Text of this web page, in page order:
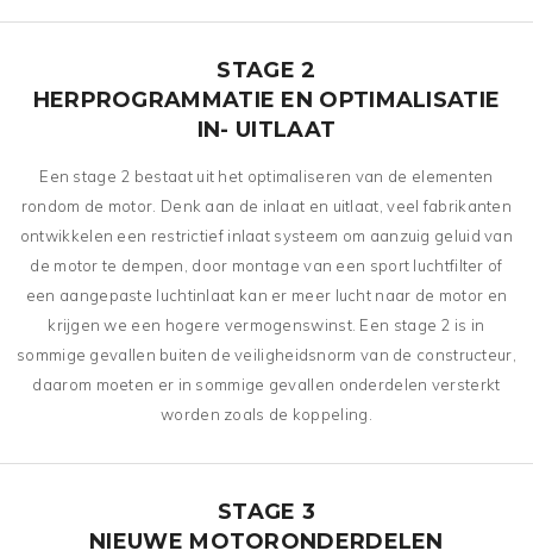
STAGE 2
HERPROGRAMMATIE EN OPTIMALISATIE
IN- UITLAAT
Een stage 2 bestaat uit het optimaliseren van de elementen
rondom de motor. Denk aan de inlaat en uitlaat, veel fabrikanten
ontwikkelen een restrictief inlaat systeem om aanzuig geluid van
de motor te dempen, door montage van een sport luchtfilter of
een aangepaste luchtinlaat kan er meer lucht naar de motor en
krijgen we een hogere vermogenswinst. Een stage 2 is in
sommige gevallen buiten de veiligheidsnorm van de constructeur,
daarom moeten er in sommige gevallen onderdelen versterkt
worden zoals de koppeling.
STAGE 3
NIEUWE MOTORONDERDELEN